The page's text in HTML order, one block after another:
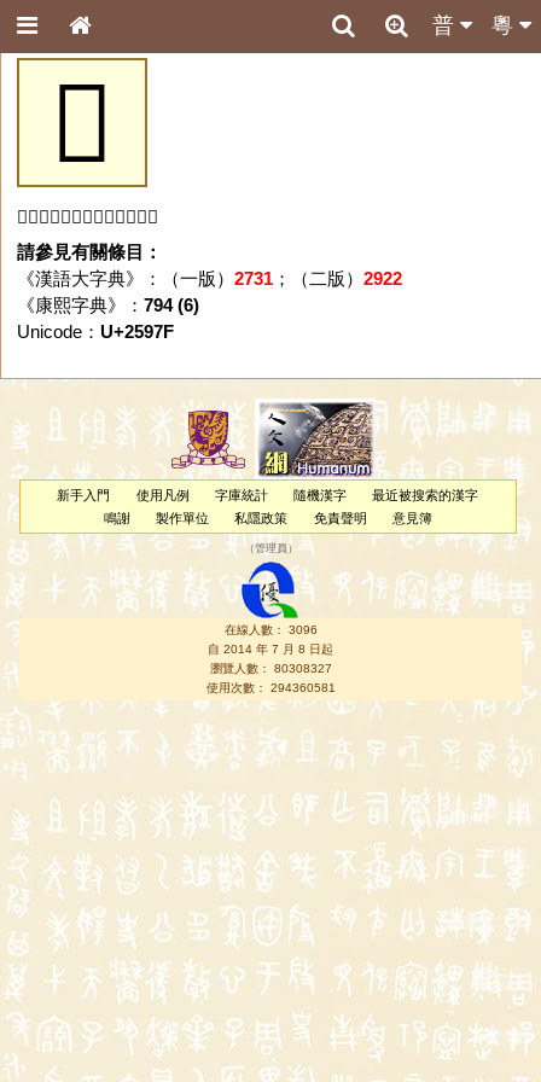
粵
普
𥥿
「𥥿」字未收錄於本資料庫。
請參見有關條目：
《漢語大字典》：（一版） 2731；（二版） 2922
《康熙字典》： 794 (6)
Unicode： U+2597F
新手入門 使用凡例 字庫統計 隨機漢字
最近被搜索的漢字
鳴謝
製作單位 私隱政策 免責聲明 意見簿
（管理員 ）
在線人數： 3096
自 2014 年 7 月 8 日起
瀏覽人數： 80308327
使用次數： 294360581